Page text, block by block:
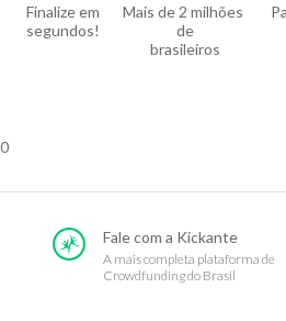
Finalize em
segundos!
Mais de 2 milhões
de
brasileiros
0
Fale com a Kickante
A mais completa plataforma de
Crowdfunding do Brasil